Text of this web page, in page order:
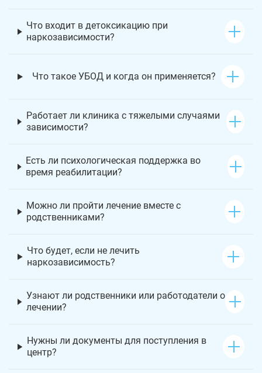
Что входит в детоксикацию при
наркозависимости?
Что такое УБОД и когда он применяется?
Работает ли клиника с тяжелыми случаями
зависимости?
Есть ли психологическая поддержка во
время реабилитации?
Можно ли пройти лечение вместе с
родственниками?
Что будет, если не лечить
наркозависимость?
Узнают ли родственники или работодатели о
лечении?
Нужны ли документы для поступления в
центр?